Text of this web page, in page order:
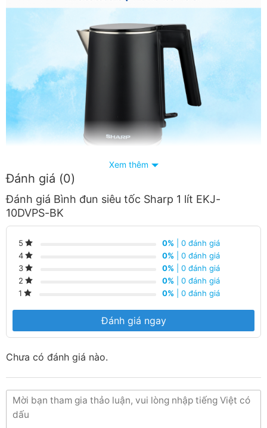
Thiết kế
– Vỏ bình bằng nhựa, không chứa BPA, an toàn sức khỏe
khi sử dụng.
– Ruột bình inox 304 bền bỉ, an toàn kể cả khi đun nóng
ở nhiệt độ cao.
Xem thêm
Đánh giá (0)
Đánh giá Bình đun siêu tốc Sharp 1 lít EKJ-
10DVPS-BK
5 0% | 0 đánh giá
4
0% | 0 đánh giá
3
0% | 0 đánh giá
2
0% | 0 đánh giá
1
0% | 0 đánh giá
Đánh giá ngay
Chưa có đánh giá nào.